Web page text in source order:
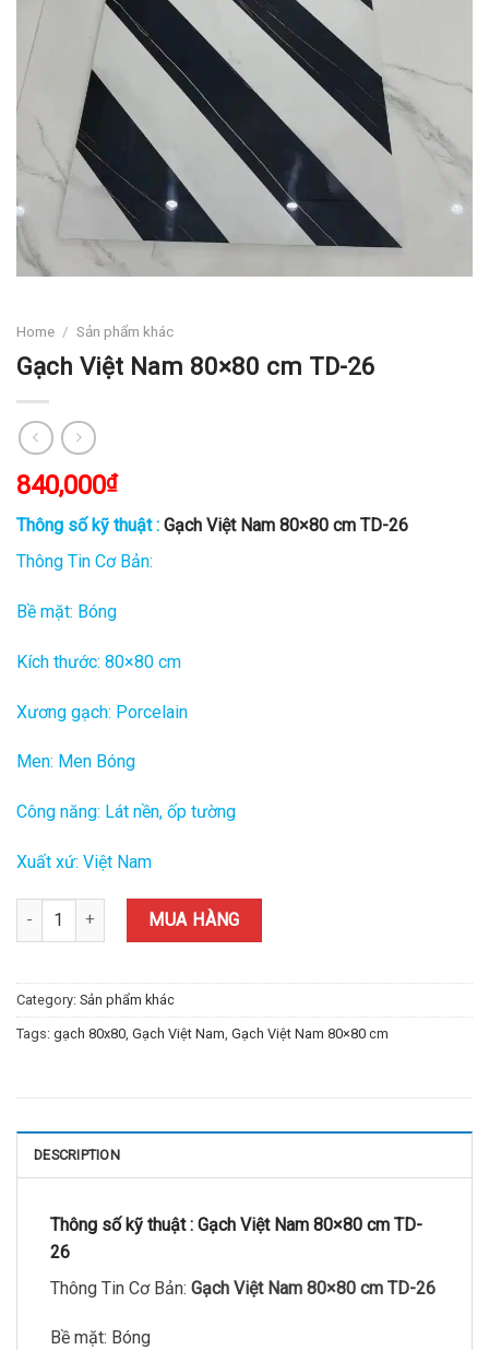
Home / Sản phẩm khác
Gạch Việt Nam 80×80 cm TD-26
840,000₫
Thông số kỹ thuật : Gạch Việt Nam 80×80 cm TD-26
Thông Tin Cơ Bản:
Bề mặt: Bóng
Kích thước: 80×80 cm
Xương gạch: Porcelain
Men: Men Bóng
Công năng: Lát nền, ốp tường
Xuất xứ: Việt Nam
Gạch Việt Nam 80×80 cm TD-26 quantity
MUA HÀNG
Category: Sản phẩm khác
Tags: gạch 80x80 Gạch Việt Nam Gạch Việt Nam 80×80 cm
DESCRIPTION
Thông số kỹ thuật : Gạch Việt Nam 80×80 cm TD-
26
Thông Tin Cơ Bản: Gạch Việt Nam 80×80 cm TD-26
Bề mặt: Bóng